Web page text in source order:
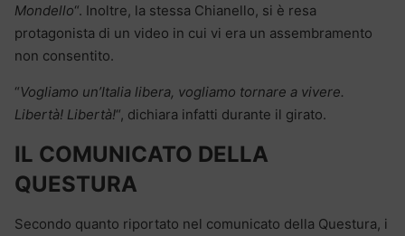
Mondello“. Inoltre, la stessa Chianello, si è resa
protagonista di un video in cui vi era un assembramento
non consentito.
“Vogliamo un’Italia libera, vogliamo tornare a vivere.
Libertà! Libertà!“, dichiara infatti durante il girato.
IL COMUNICATO DELLA
QUESTURA
Secondo quanto riportato nel comunicato della Questura, i